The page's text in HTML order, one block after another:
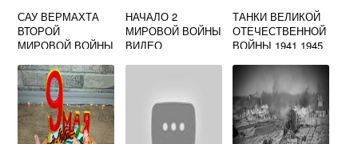
САУ ВЕРМАХТА
ВТОРОЙ
МИРОВОЙ ВОЙНЫ
НАЧАЛО 2
МИРОВОЙ ВОЙНЫ
ВИДЕО
ТАНКИ ВЕЛИКОЙ
ОТЕЧЕСТВЕННОЙ
ВОЙНЫ 1941 1945